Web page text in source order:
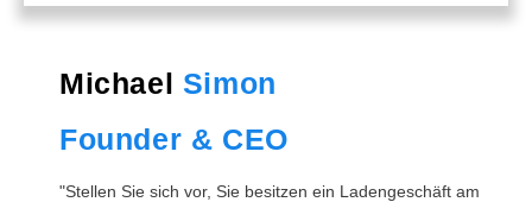
Michael Simon
Founder & CEO
"Stellen Sie sich vor, Sie besitzen ein Ladengeschäft am